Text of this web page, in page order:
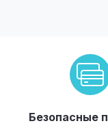
Безопасные